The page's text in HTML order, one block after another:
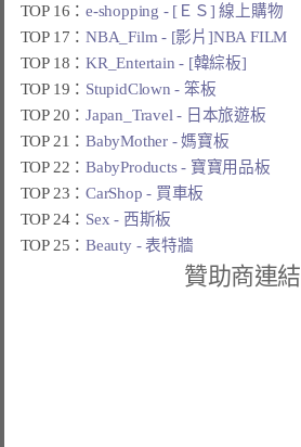
TOP 16：e-shopping - [ＥＳ] 線上購物
TOP 17：NBA_Film - [影片]NBA FILM
TOP 18：KR_Entertain - [韓綜板]
TOP 19： StupidClown - 笨板
TOP 20：Japan_Travel - 日本旅遊板
TOP 21：BabyMother - 媽寶板
TOP 22：BabyProducts - 寶寶用品板
TOP 23：CarShop - 買車板
TOP 24： Sex - 西斯板
TOP 25：Beauty - 表特牆
贊助商連結